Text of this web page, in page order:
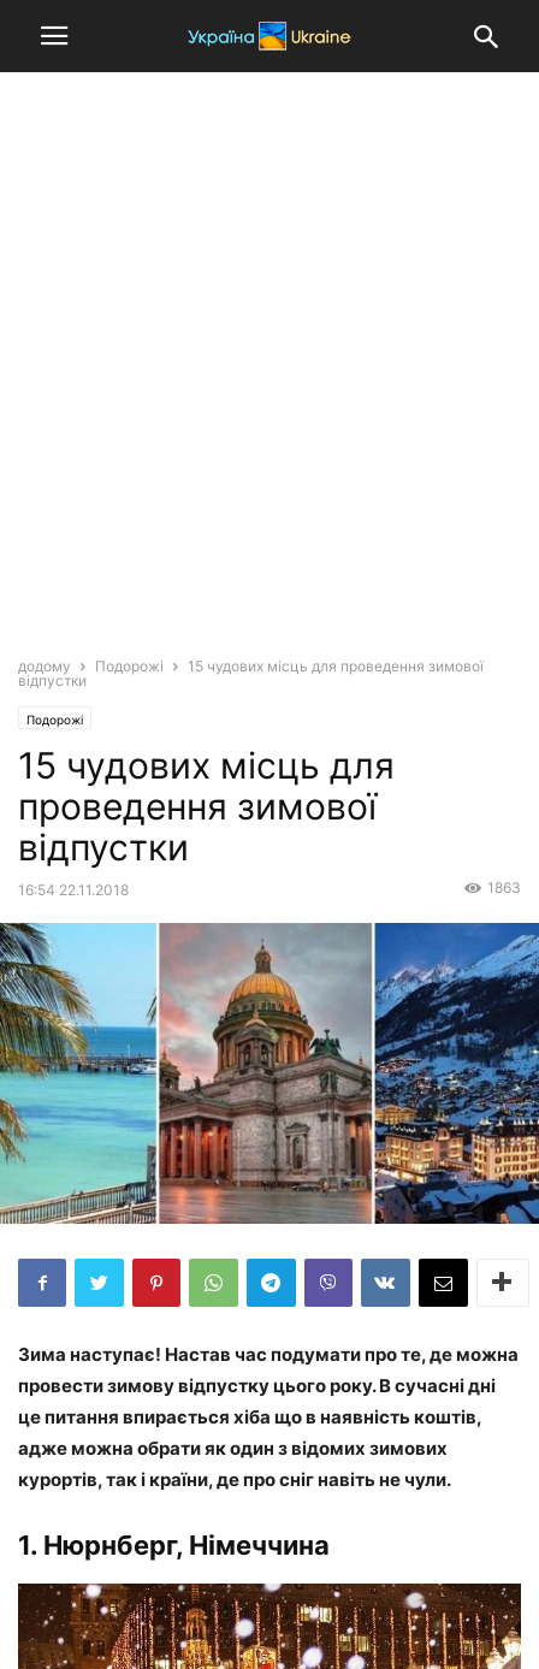
додому Подорожі
15 чудових місць для проведення зимової
відпустки
Подорожі
15 чудових місць для
проведення зимової
відпустки
16:54 22.11.2018 1863
Зима наступає! Настав час подумати про те, де можна
провести зимову відпустку цього року. В сучасні дні
це питання впирається хіба що в наявність коштів,
адже можна обрати як один з відомих зимових
курортів, так і країни, де про сніг навіть не чули.
1. Нюрнберг, Німеччина